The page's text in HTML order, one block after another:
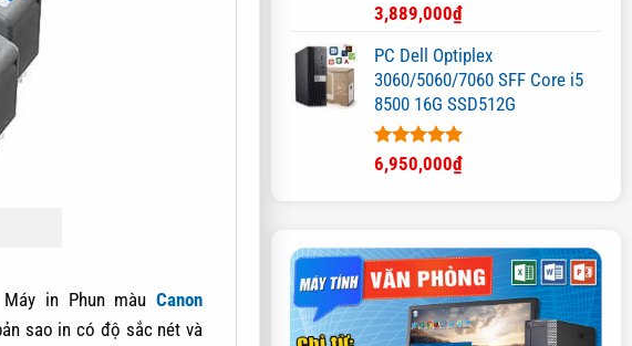
Được xếp
hạng 5.00
5 sao
3,889,000₫
PC Dell Optiplex
3060/5060/7060 SFF Core i5
8500 16G SSD512G
Được xếp
hạng 5.00
6,950,000₫
Máy in Phun màuCanon
sao in có độ sắc nét và